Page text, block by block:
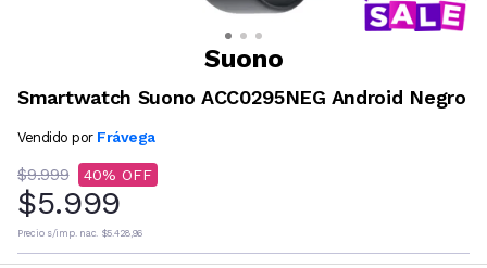
Suono
Smartwatch Suono ACC0295NEG Android Negro
Vendido por Frávega
$9.999 40
$5.999
Precio s/imp. nac. $5.428,96